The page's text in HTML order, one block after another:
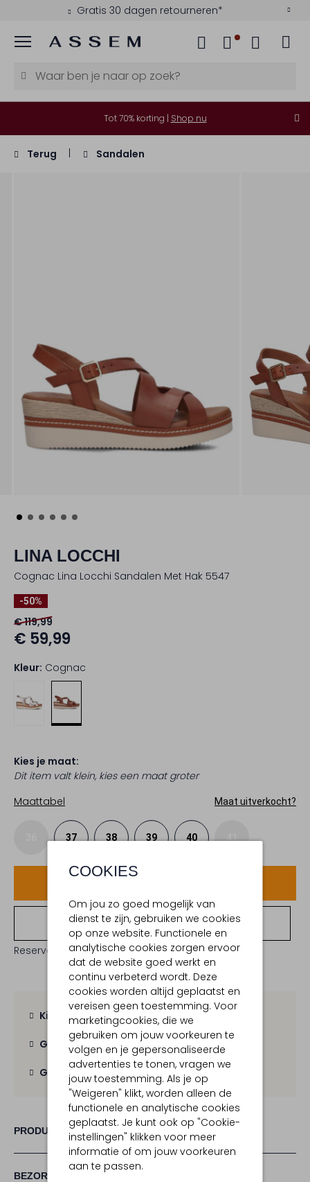
Gratis 30 dagen retourneren*
Menu
COOKIES
Om jou zo goed mogelijk van
dienst te zijn, gebruiken we cookies
op onze website. Functionele en
analytische cookies zorgen ervoor
dat de website goed werkt en
continu verbeterd wordt. Deze
cookies worden altijd geplaatst en
vereisen geen toestemming. Voor
marketingcookies, die we
gebruiken om jouw voorkeuren te
volgen en je gepersonaliseerde
advertenties te tonen, vragen we
jouw toestemming. Als je op
"Weigeren" klikt, worden alleen de
functionele en analytische cookies
geplaatst. Je kunt ook op "Cookie-
instellingen" klikken voor meer
informatie of om jouw voorkeuren
aan te passen.
Tot 70% korting | Shop nu
Terug Sandalen
LINA LOCCHI
Cognac Lina Locchi Sandalen Met Hak 5547
-50%
€ 119,99
€ 59,99
Kleur: Cognac
Kies je maat:
Dit item valt klein, kies een maat groter
Maattabel
Maat uitverkocht?
37 38 39 40 41
Bekijk winkelvoorraad
Reserveer direct in een van onze 19 boutiques
Kies zelf je bezorgmoment
Gratis verzending vanaf € 100,-
Gratis retour binnen 30 dagen
PRODUCT INFORMATIE
BEZORGEN & RETOURNEREN